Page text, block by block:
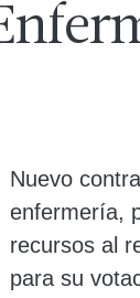
Cuerpo
Nuevo
enfermería,
recursos al
para su